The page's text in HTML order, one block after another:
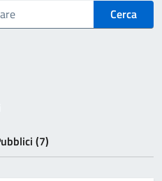
Cerca
Ufficio Tecnico - Lavori Pubblici (7)